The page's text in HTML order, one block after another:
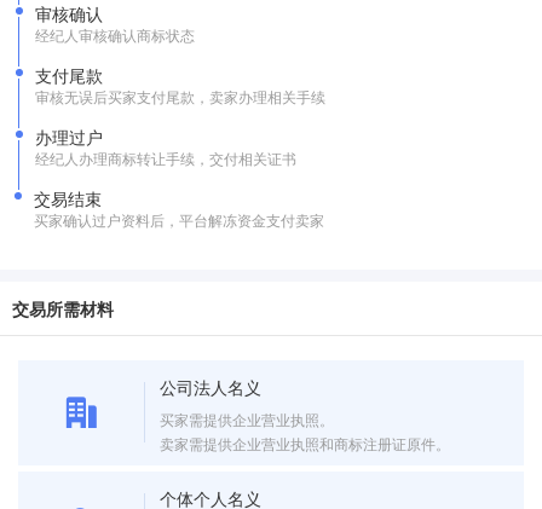
审核确认
经纪人审核确认商标状态
支付尾款
审核无误后买家支付尾款，卖家办理相关手续
办理过户
经纪人办理商标转让手续，交付相关证书
交易结束
买家确认过户资料后，平台解冻资金支付卖家
交易所需材料
公司法人名义
买家需提供企业营业执照。
卖家需提供企业营业执照和商标注册证原件。
个体个人名义